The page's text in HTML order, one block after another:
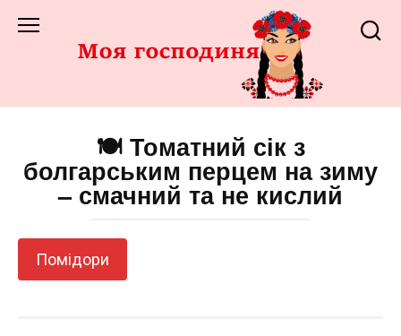
до
🍽️ Томатний сік з
болгарським перцем на зиму
– смачний та не кислий
Помідори